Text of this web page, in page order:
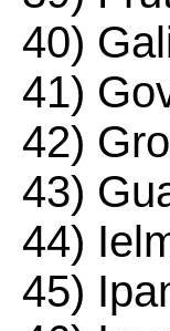
40)
41)
42)
43)
44)
45)